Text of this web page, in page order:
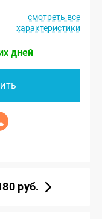
смотреть все
характеристики
дней
руб.